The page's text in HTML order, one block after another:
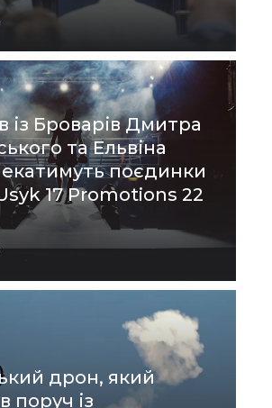
із Броварів Дмитра
та Ельвіна
поєдинки
17 Promotions 22
дрон, який
поруч із